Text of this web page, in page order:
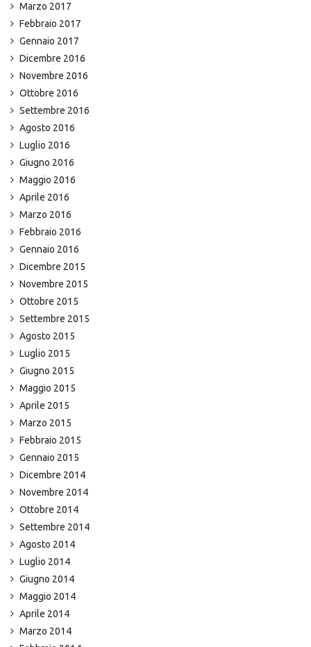
Marzo 2017
Febbraio 2017
Gennaio 2017
Dicembre 2016
Novembre 2016
Ottobre 2016
Settembre 2016
Agosto 2016
Luglio 2016
Giugno 2016
Maggio 2016
Aprile 2016
Marzo 2016
Febbraio 2016
Gennaio 2016
Dicembre 2015
Novembre 2015
Ottobre 2015
Settembre 2015
Agosto 2015
Luglio 2015
Giugno 2015
Maggio 2015
Aprile 2015
Marzo 2015
Febbraio 2015
Gennaio 2015
Dicembre 2014
Novembre 2014
Ottobre 2014
Settembre 2014
Agosto 2014
Luglio 2014
Giugno 2014
Maggio 2014
Aprile 2014
Marzo 2014